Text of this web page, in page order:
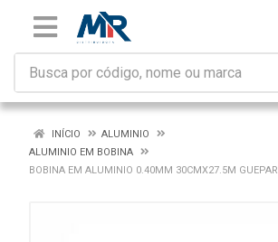
INÍCIO
ALUMINIO
ALUMINIO EM BOBINA
BOBINA EM ALUMINIO 0.40MM 30CMX27.5M GUEPAR